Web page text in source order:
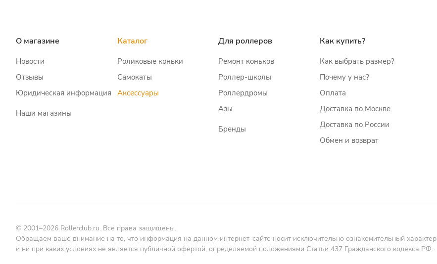
О магазине
Новости
Отзывы
Юридическая информация
Наши магазины
Каталог
Роликовые коньки
Самокаты
Аксессуары
Для роллеров
Ремонт коньков
Роллер-школы
Роллердромы
Азы
Бренды
Как купить?
Как выбрать размер?
Почему у нас?
Оплата
Доставка по Москве
Доставка по России
Обмен и возврат
© 2001–2026 Rollerclub.ru. Все права защищены.
Обращаем ваше внимание на то, что информация на данном интернет-сайте носит исключительно ознакомительный характер
и ни при каких условиях не является публичной офертой, определяемой положениями Статьи 437 Гражданского кодекса РФ.